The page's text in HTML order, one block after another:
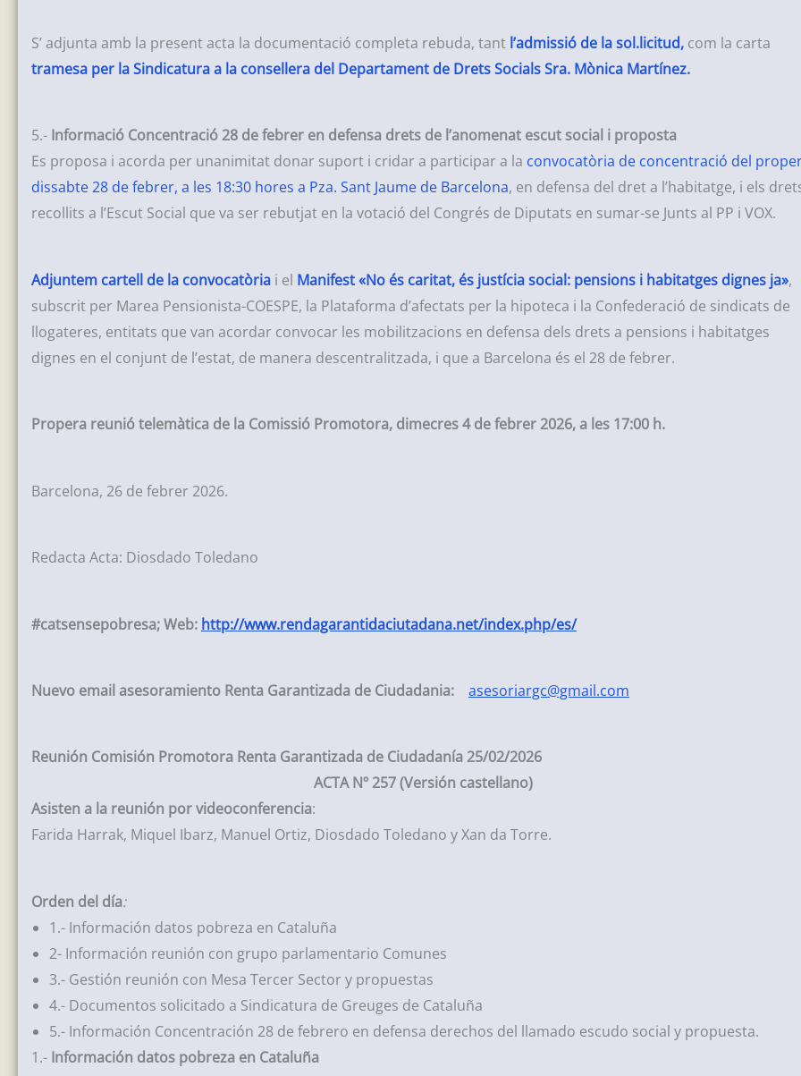
S’ adjunta amb la present acta la documentació completa rebuda, tant l’admissió de la sol.licitud, com la carta
tramesa per la Sindicatura a la consellera del Departament de Drets Socials Sra. Mònica Martínez.
5.- Informació Concentració 28 de febrer en defensa drets de l’anomenat escut social i proposta
Es proposa i acorda per unanimitat donar suport i cridar a participar a la convocatòria de concentració del
dissabte 28 de febrer, a les 18:30 hores a Pza. Sant Jaume de Barcelona, en defensa del dret a l’habitatge, i els
recollits a l’Escut Social que va ser rebutjat en la votació del Congrés de Diputats en sumar-se Junts al PP i VOX.
Adjuntem cartell de la convocatòria i el Manifest «No és caritat, és justícia social: pensions i habitatges dignes ja»,
subscrit per Marea Pensionista-COESPE, la Plataforma d’afectats per la hipoteca i la Confederació de sindicats de
llogateres, entitats que van acordar convocar les mobilitzacions en defensa dels drets a pensions i habitatges
dignes en el conjunt de l’estat, de manera descentralitzada, i que a Barcelona és el 28 de febrer.
Propera reunió telemàtica de la Comissió Promotora, dimecres 4 de febrer 2026, a les 17:00 h.
Barcelona, 26 de febrer 2026.
Redacta Acta: Diosdado Toledano
#catsensepobresa; Web: http://www.rendagarantidaciutadana.net/index.php/es/
Nuevo email asesoramiento Renta Garantizada de Ciudadania: asesoriargc@gmail.com
Reunión Comisión Promotora Renta Garantizada de Ciudadanía 25/02/2026
ACTA Nº 257(Versión castellano)
Asisten a la reunión por videoconferencia:
Farida Harrak, Miquel Ibarz, Manuel Ortiz, Diosdado Toledano y Xan da Torre.
Orden del día:
1.- Información datos pobreza en Cataluña
2- Información reunión con grupo parlamentario Comunes
3.- Gestión reunión con Mesa Tercer Sector y propuestas
4.- Documentos solicitado a Sindicatura de Greuges de Cataluña
5.- Información Concentración 28 de febrero en defensa derechos del llamado escudo social y propuesta.
1.- Información datos pobreza en Cataluña